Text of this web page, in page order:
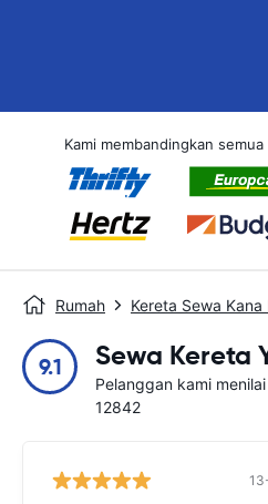
Kami membandingkan
Rumah Kereta Sewa Kana
9.1 Sewa Kereta
Pelanggan kami
12842